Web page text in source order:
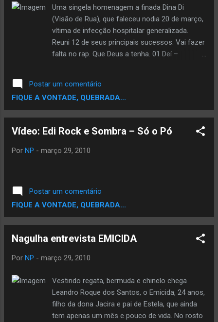
Uma singela homenagem a finada Dina Di
(Visão de Rua), que faleceu nodia 20 de março,
vítima de infecção hospitalar generalizada.
Reuni 12 de seus principais sucessos. Vai fazer
falta no rap. Que Deus a tenha. 01 Deí –
Kid Nice e Ndee Naldinho – Essa é a lei 05
Visão de Rua – Periferia é o alvo ( com Kid Nice
) 06 Visão de Rua – Herança do Vício (Ao Vivo)
mata 08 Visão de Rua e Negra Li – Vem Vê 09
Visão de Rua e W-Gi – Minha alma chora 10
Rua – Confidências de uma presidiária 14 Deí –
Encerramento CLIQUE-AQUI pra fazer o
download Scratches e Colagens : Deí
Postar um comentário
FIQUE A VONTADE, QUEBRADA...
Vídeo: Edi Rock e Sombra – Só o Pó
Por NP - março 29, 2010
Postar um comentário
FIQUE A VONTADE, QUEBRADA...
Nagulha entrevista EMICIDA
Por NP - março 29, 2010
Vestindo regata, bermuda e chinelo chega
Leandro Roque dos Santos, o Emicida, 24 anos,
filho da dona Jacira e pai de Estela, que ainda
tem apenas um mês e pouco de vida. No rosto